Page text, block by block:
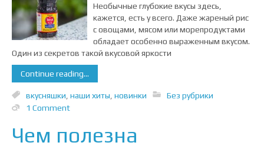
Необычные глубокие вкусы здесь,
кажется, есть у всего. Даже жареный рис
с овощами, мясом или морепродуктами
обладает особенно выраженным вкусом.
Один из секретов такой вкусовой яркости
Continue reading...
вкусняшки наши хиты новинки
Без рубрики
1 Comment
Чем полезна